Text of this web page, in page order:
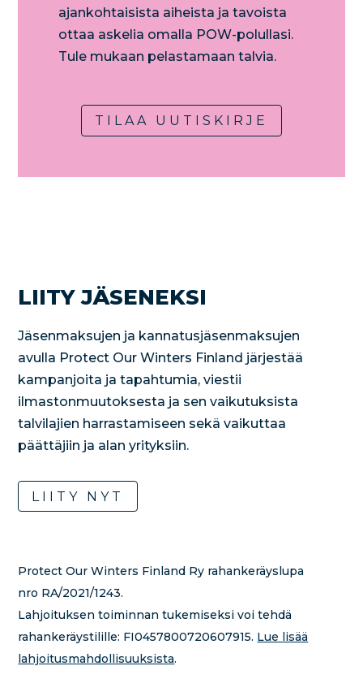
ajankohtaisista aiheista ja tavoista
ottaa askelia omalla POW-polullasi.
Tule mukaan pelastamaan talvia.
TILAA UUTISKIRJE
LIITY JÄSENEKSI
Jäsenmaksujen ja kannatusjäsenmaksujen
avulla Protect Our Winters Finland järjestää
kampanjoita ja tapahtumia, viestii
ilmastonmuutoksesta ja sen vaikutuksista
talvilajien harrastamiseen sekä vaikuttaa
päättäjiin ja alan yrityksiin.
LIITY NYT
Protect Our Winters Finland Ry rahankeräyslupa
nro RA/2021/1243.
Lahjoituksen toiminnan tukemiseksi voi tehdä
rahankeräystilille: FI0457800720607915. Lue lisää
lahjoitusmahdollisuuksista.